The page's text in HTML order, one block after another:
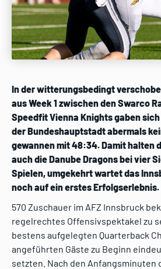
In der witterungsbedingt
aus Week 1 zwischen den Swarco
Speedfit Vienna Knights gaben
der Bundeshauptstadt abermals
gewannen mit 48:34. Damit halten
auch die Danube Dragons bei vier
Spielen, umgekehrt wartet das
noch auf ein erstes Erfolgserlebnis.
570 Zuschauer im AFZ Innsbruck
regelrechtes Offensivspektakel zu
bestens aufgelegten Quarterback
angeführten Gäste zu Beginn
setzten. Nach den Anfangsminuten